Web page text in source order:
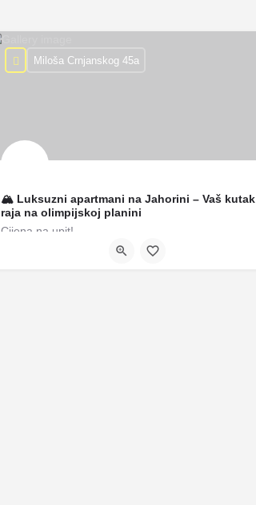
🏔 Luksuzni apartmani na Jahorini – Vaš kutak
raja na olimpijskoj planini
Cijena na upit!
Miloša Crnjanskog 45a